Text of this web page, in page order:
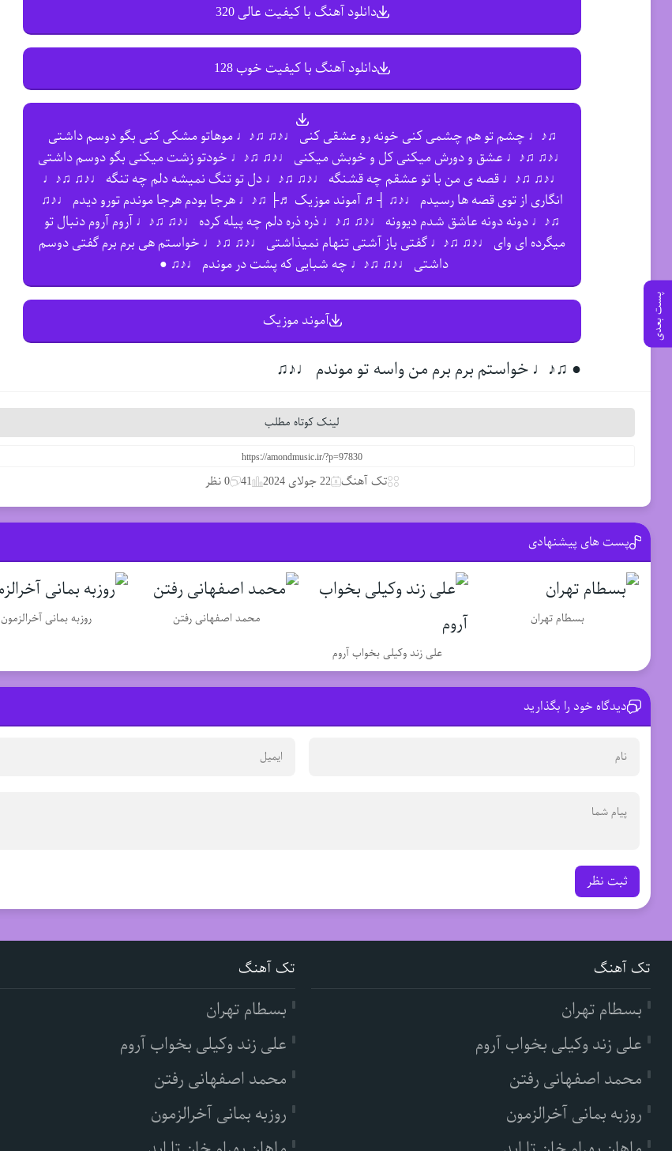
پست بعدی
دانلود آهنگ با کیفیت عالی 320
دانلود آهنگ با کیفیت خوب 128
♫♪♩ ﭼﺸﻢ ﺗﻮ ﻫﻢ ﭼﺸﻤﻰ ﻛﻨﻰ ﺧﻮﻧﻪ رو ﻋﺸﻘﻰ ﻛﻨﻰ ♩♪♫ ♫♪♩ ﻣﻮﻫﺎﺗﻮ ﻣﺸﻜﻰ ﻛﻨﻰ ﺑﮕﻮ دوﺳﻢ داﺷﺘﻰ
♩♪♫ ♫♪♩ ﻋﺸﻖ و دورش ﻣﻴﻜﻨﻰ ﻛﻞ و ﺧﻮﺑﺶ ﻣﻴﻜﻨﻰ ♩♪♫ ♫♪♩ ﺧﻮدﺗﻮ زﺷﺖ ﻣﻴﻜﻨﻰ ﺑﮕﻮ دوﺳﻢ داﺷﺘﻰ
♩♪♫ ♫♪♩ ﻗﺼﻪ ی ﻣﻦ ﺑﺎ ﺗﻮ ﻋﺸﻘﻢ ﭼﻪ ﻗﺸﻨﮕﻪ ♩♪♫ ♫♪♩ دل ﺗﻮ ﺗﻨﮓ ﻧﻤﻴﺸﻪ دﻟﻢ ﭼﻪ ﺗﻨﮕﻪ ♩♪♫ ♫♪♩
اﻧﮕﺎری از ﺗﻮی ﻗﺼﻪ ﻫﺎ رﺳﻴﺪم ♩♪♫ ┤♬ آموند موزیک ♬├ ♫♪♩ ﻫﺮﺟﺎ ﺑﻮدم ﻫﺮﺟﺎ ﻣﻮﻧﺪم ﺗﻮرو دﻳﺪم ♩♪♫
♫♪♩ دوﻧﻪ دوﻧﻪ ﻋﺎﺷﻖ ﺷﺪم دﻳﻮوﻧﻪ ♩♪♫ ♫♪♩ ذره ذره دﻟﻢ ﭼﻪ ﭘﻴﻠﻪ ﻛﺮده ♩♪♫ ♫♪♩ آروم آروم دﻧﺒﺎل ﺗﻮ
ﻣﻴﮕﺮده ای وای ♩♪♫ ♫♪♩ ﮔﻔﺘﻰ ﺑﺎز آﺷﺘﻰ ﺗﻨﻬﺎم ﻧﻤﻴﺬاﺷﺘﻰ ♩♪♫ ♫♪♩ ﺧﻮاﺳﺘﻢ ﻫﻰ ﺑﺮم ﺑﺮم ﮔﻔﺘﻰ دوﺳﻢ
داﺷﺘﻰ ♩♪♫ ♫♪♩ ﭼﻪ ﺷﺒﺎﻳﻰ ﻛﻪ ﭘﺸﺖ در ﻣﻮﻧﺪم ♩♪♫ ●
آموند موزیک
● ♫♪♩ ﺧﻮاﺳﺘﻢ ﺑﺮم ﺑﺮم ﻣﻦ واﺳﻪ ﺗﻮ ﻣﻮﻧﺪم ♩♪♫
لینک کوتاه مطلب
تک آهنگ 22 جولای 2024 41 0 نظر
پست های پیشنهادی
بسطام تهران
علی زند وکیلی بخواب آروم
محمد اصفهانی رفتن روزبه بمانی آخرالزمون
دیدگاه خود را بگذارید
ثبت نظر
تک آهنگ
بسطام تهران
علی زند وکیلی بخواب آروم
محمد اصفهانی رفتن
روزبه بمانی آخرالزمون
تک آهنگ
بسطام تهران
علی زند وکیلی بخواب آروم
محمد اصفهانی رفتن
روزبه بمانی آخرالزمون